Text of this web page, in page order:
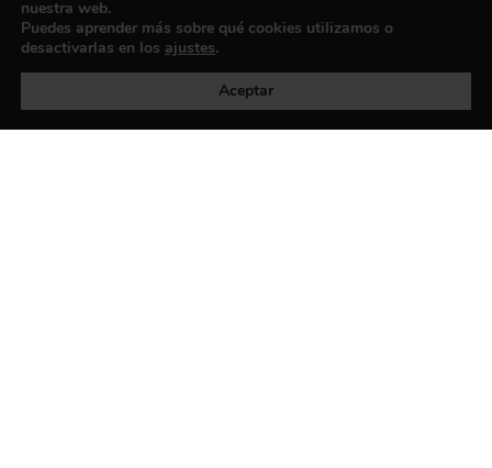
Política de privacidad
nuestra web.
Puedes aprender más sobre qué cookies utilizamos o
desactivarlas en los ajustes.
Aceptar